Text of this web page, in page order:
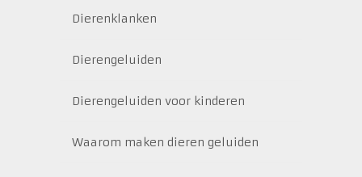
Dierenklanken
Dierengeluiden
Dierengeluiden voor kinderen
Waarom maken dieren geluiden